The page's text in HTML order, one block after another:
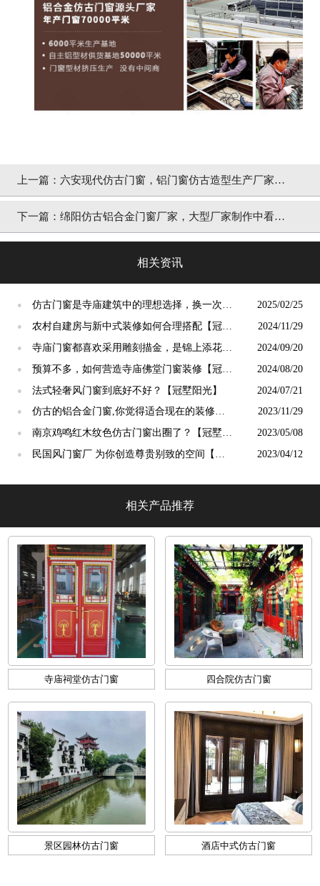
上一篇： 六安现代仿古门窗，铝门窗仿古造型生产厂家
「冠墅阳光」
下一篇： 绵阳仿古铝合金门窗厂家，大型厂家制作中看又
相关资讯
●
仿古门窗是寺庙建筑中的理想选择，换一次用
终生【冠墅阳光】
2025/02/25
●
农村自建房与新中式装修如何合理搭配【冠墅
阳光】
2024/11/29
●
寺庙门窗都喜欢采用雕刻描金，是锦上添花
吗？【冠墅阳光】
2024/09/20
●
预算不多，如何营造寺庙佛堂门窗装修【冠墅
阳光】
2024/08/20
● 法式轻奢风门窗到底好不好？【冠墅阳光】 2024/07/21
●
仿古的铝合金门窗,你觉得适合现在的装修吗?
【冠墅阳光】
2023/11/29
●
南京鸡鸣红木纹色仿古门窗出圈了？【冠墅阳
光】
2023/05/08
●
民国风门窗厂 为你创造尊贵别致的空间【冠
2023/04/12
相关产品推荐
寺庙祠堂仿古门窗 四合院仿古门窗
景区园林仿古门窗 酒店中式仿古门窗